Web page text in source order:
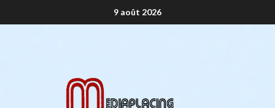
au
9 août 2026